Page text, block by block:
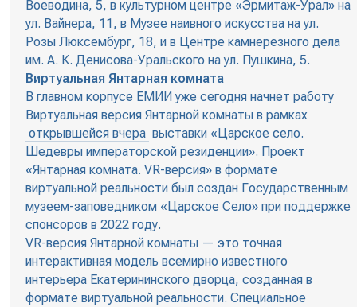
Воеводина, 5, в культурном центре «Эрмитаж-Урал» на
ул. Вайнера, 11, в Музее наивного искусства на ул.
Розы Люксембург, 18, и в Центре камнерезного дела
им. А. К. Денисова-Уральского на ул. Пушкина, 5.
Виртуальная Янтарная комната
В главном корпусе ЕМИИ уже сегодня начнет работу
Виртуальная версия Янтарной комнаты в рамках
открывшейся вчера выставки «Царское село.
Шедевры императорской резиденции». Проект
«Янтарная комната. VR-версия» в формате
виртуальной реальности был создан Государственным
музеем-заповедником «Царское Село» при поддержке
спонсоров в 2022 году.
VR-версия Янтарной комнаты — это точная
интерактивная модель всемирно известного
интерьера Екатерининского дворца, созданная в
формате виртуальной реальности. Специальное